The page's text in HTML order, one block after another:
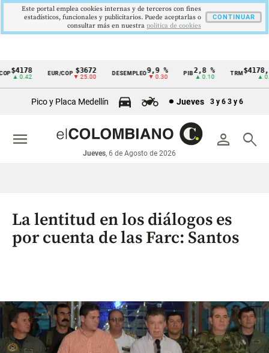
Cintillo
económicos
Colombia
$4178
▲ 0.42
EUR/COP $3672
▼ 25.00
DESEMPLEO 9,9 %
▼ 0.30
PIB2,8 %
▲ 0.10
TRM$4178,23
▲ 0.42
Pico y Placa Medellín Jueves 3 y 6 3 y 6
person search
Jueves, 6 de Agosto de 2026
menu
La lentitud en los diálogos es
por cuenta de las Farc: Santos
Este portal emplea cookies internas y de terceros con fines
estadísticos, funcionales y publicitarios. Puede aceptarlas o
consultar más en nuestra politica de cookies
CONTINUAR